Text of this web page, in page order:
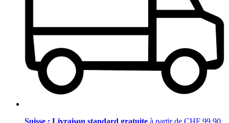
Suisse : Livraison standard gratuite à partir de CHF 99.90